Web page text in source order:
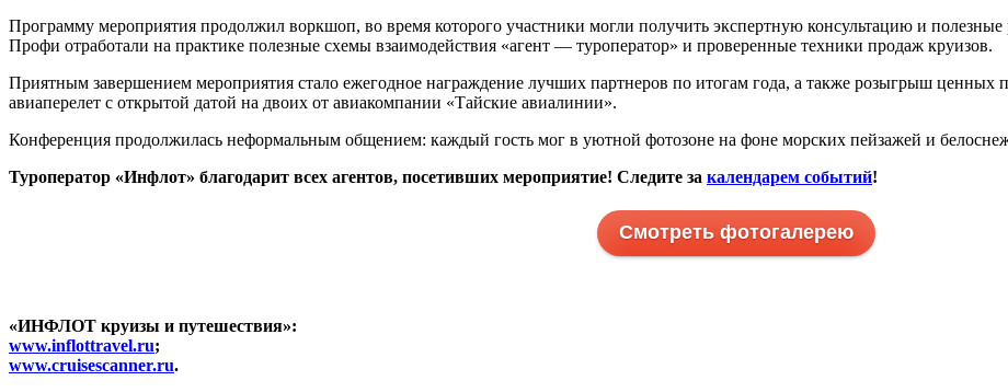
Программу мероприятия продолжил воркшоп, во время которого участники могли получить экспертную консультацию и
Профи отработали на практике полезные схемы взаимодействия «агент — туроператор» и проверенные техники продаж круизов.
Приятным завершением мероприятия стало ежегодное награждение лучших партнеров по итогам года, а также розыгрыш ценных
авиаперелет с открытой датой на двоих от авиакомпании «Тайские авиалинии».
Конференция продолжилась неформальным общением: каждый гость мог в уютной фотозоне на фоне морских пейзажей и
Туроператор «Инфлот» благодарит всех агентов, посетивших мероприятие! Следите за календарем событий!
Смотреть фотогалерею
«ИНФЛОТ круизы и путешествия»:
www.inflottravel.ru;
www.cruisescanner.ru.